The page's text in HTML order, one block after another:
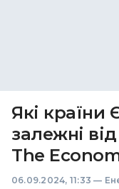
Які країни
залежні
The
06.09.2024, 11:33 —